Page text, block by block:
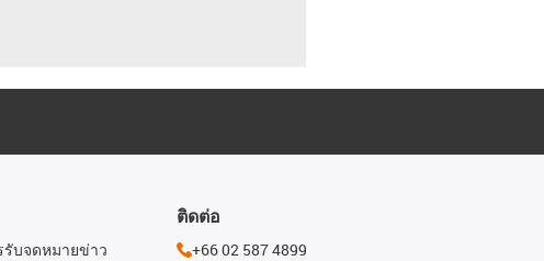
บจดหมายข่าว
ติดต่อ
+66 02 587 4899